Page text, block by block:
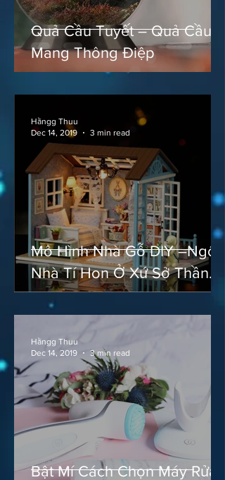
Quả Cầu Tuyết – Quả Cầu
Mang Thông Điệp
Mô Hình Nhà Gỗ DIY –Ngôi
Nhà Tí Hon Ở Xứ Sở Thần
Tiên
Hằngg Thuu
Dec 14, 2019
3 min read
Bật Mí Cách Chọn Máy Rửa
Hằngg Thuu
Dec 14, 2019
3 min read